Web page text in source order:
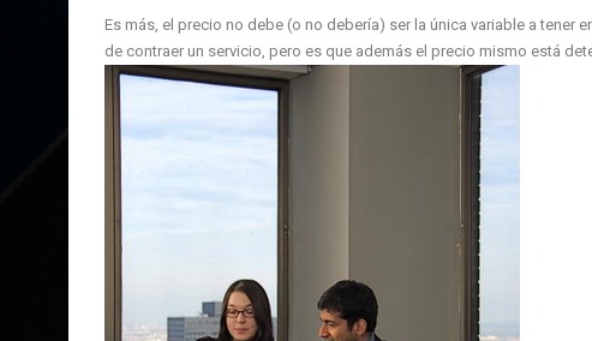
Es más, el precio no debe (o no debería) ser la única variable a
de contraer un servicio, pero es que además el precio mismo está